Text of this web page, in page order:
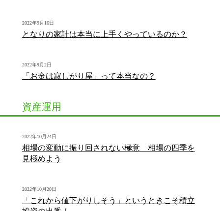
2022年9月16日
となりの家計は本当に上手くやっているのか？
2022年9月2日
「お金は寂しがり屋」って本当なの？
資産運用
2022年10月24日
相場の変動に振り回されない極意 相場の四季を
見極めよう
2022年10月20日
「これから値下がりしそう」というときこそ積立